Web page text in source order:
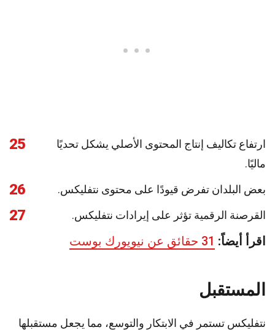
25
ارتفاع تكاليف إنتاج المحتوى الأصلي يشكل تحديًا
ماليًا.
26 بعض البلدان تفرض قيودًا على محتوى نتفليكس.
27 القرصنة الرقمية تؤثر على إيرادات نتفليكس.
اقرأ أيضاً: 31 حقائق عن نيويورك بوست
المستقبل
نتفليكس تستمر في الابتكار والتوسع، مما يجعل مستقبلها